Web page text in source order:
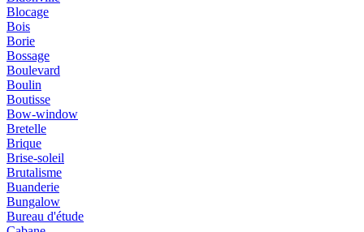
Blocage
Bois
Borie
Bossage
Boulevard
Boulin
Boutisse
Bow-window
Bretelle
Brique
Brise-soleil
Brutalisme
Buanderie
Bungalow
Bureau d'étude